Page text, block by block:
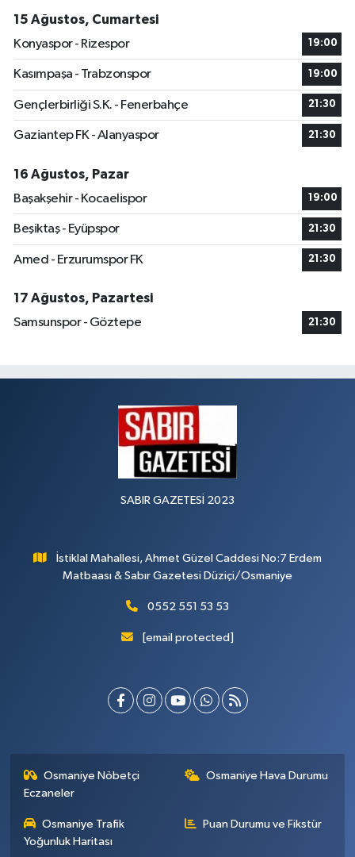
15 Ağustos, Cumartesi
Konyaspor - Rizespor
19:00
Kasımpaşa - Trabzonspor 19:00
Gençlerbirliği S.K. - Fenerbahçe 21:30
Gaziantep FK - Alanyaspor 21:30
16 Ağustos, Pazar
Başakşehir - Kocaelispor
19:00
Beşiktaş - Eyüpspor 21:30
Amed - Erzurumspor FK 21:30
17 Ağustos, Pazartesi
Samsunspor - Göztepe
21:30
SABIR GAZETESİ 2023
İstiklal Mahallesi, Ahmet Güzel Caddesi No:7 Erdem
Matbaası & Sabır Gazetesi Düziçi/Osmaniye
0552 551 53 53
[email protected]
Osmaniye Nöbetçi
Eczaneler
Osmaniye Hava Durumu
Osmaniye Trafik
Yoğunluk Haritası
Puan Durumu ve Fikstür